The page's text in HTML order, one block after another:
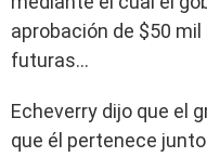
aprobación de $50
futuras…
Echeverry dijo que el
que él pertenece